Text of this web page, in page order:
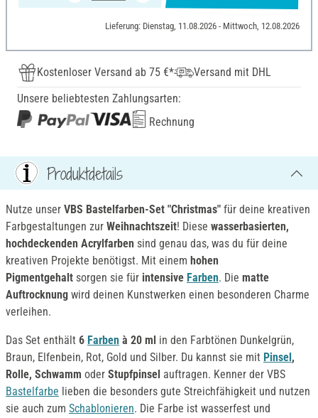
Lieferung: Dienstag, 11.08.2026 - Mittwoch, 12.08.2026
Kostenloser Versand ab 75 €*
Versand mit DHL
Unsere beliebtesten Zahlungsarten:
Rechnung
Produktdetails
Nutze unser VBS Bastelfarben-Set "Christmas" für deine kreativen
Farbgestaltungen zur Weihnachtszeit! Diese wasserbasierten,
hochdeckenden Acrylfarben sind genau das, was du für deine
kreativen Projekte benötigst. Mit einem hohen
Pigmentgehalt sorgen sie für intensive Farben. Die matte
Auftrocknung wird deinen Kunstwerken einen besonderen Charme
verleihen.
Das Set enthält 6 Farben à 20 ml in den Farbtönen Dunkelgrün,
Braun, Elfenbein, Rot, Gold und Silber. Du kannst sie mit Pinsel,
Rolle, Schwamm oder Stupfpinsel auftragen. Kenner der VBS
Bastelfarbe lieben die besonders gute Streichfähigkeit und nutzen
sie auch zum Schablonieren. Die Farbe ist wasserfest und